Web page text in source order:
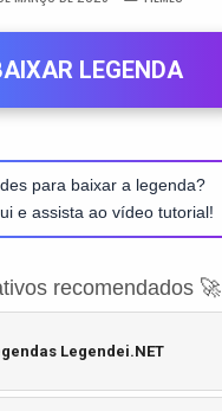
IN
LEGENDA
para baixar a legenda?
e assista ao vídeo tutorial!
recomendados 🚀
Legendei.NET